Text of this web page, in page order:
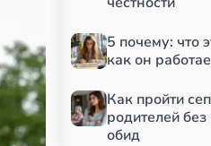
5 почему: что
как он
Как пройти
родителей
обид